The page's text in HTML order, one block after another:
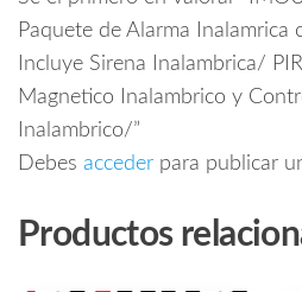
Paquete de Alarma Inalamrica
Incluye Sirena Inalambrica/
Magnetico Inalambrico y
Inalambrico/”
Debes acceder para publicar
Productos